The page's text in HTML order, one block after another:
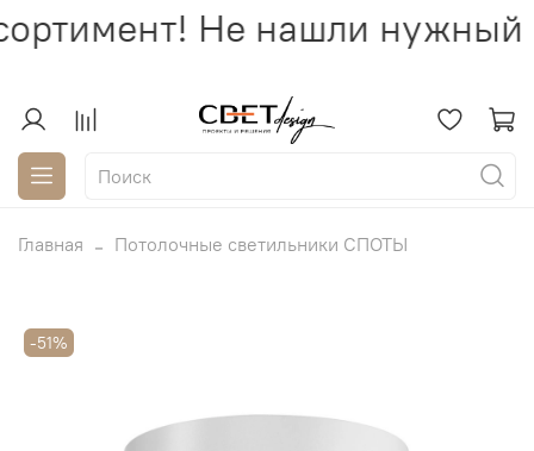
Не нашли нужный
Главная Потолочные светильники СПОТЫ
-51%